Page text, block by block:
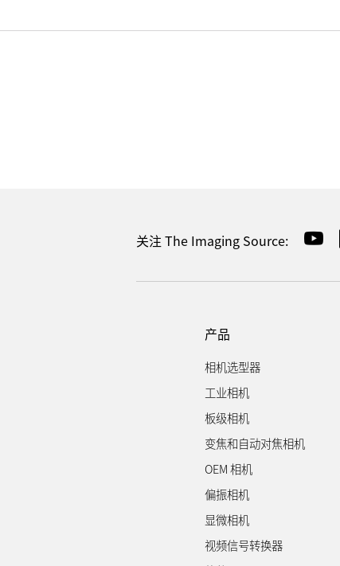
关注 The Imaging Source:
产品
相机选型器
工业相机
板级相机
变焦和自动对焦相机
OEM 相机
偏振相机
显微相机
视频信号转换器